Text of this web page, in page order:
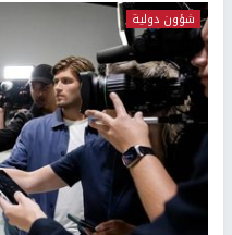
شؤون دولية